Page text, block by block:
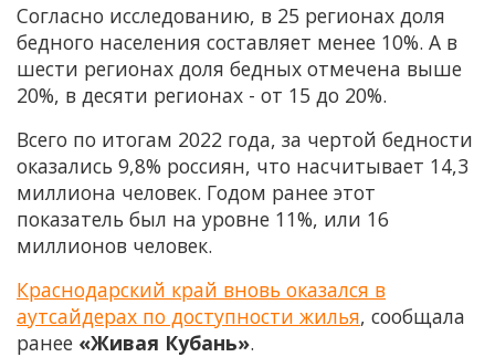
Согласно исследованию, в 25 регионах доля
бедного населения составляет менее 10%. А в
шести регионах доля бедных отмечена выше
20%, в десяти регионах - от 15 до 20%.
Всего по итогам 2022 года, за чертой бедности
оказались 9,8% россиян, что насчитывает 14,3
миллиона человек. Годом ранее этот
показатель был на уровне 11%, или 16
миллионов человек.
Краснодарский край вновь оказался в
аутсайдерах по доступности жилья, сообщала
ранее «Живая Кубань».